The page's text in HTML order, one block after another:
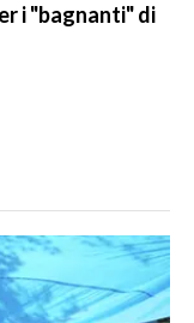
i "bagnanti" di